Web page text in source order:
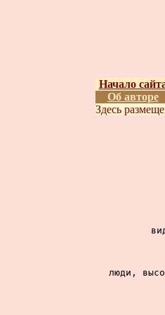
Начало
Об авторе
Здесь
люди,